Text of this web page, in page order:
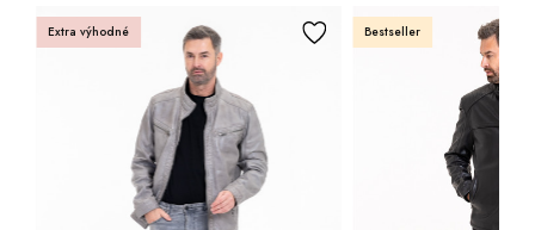
Extra výhodné Bestseller